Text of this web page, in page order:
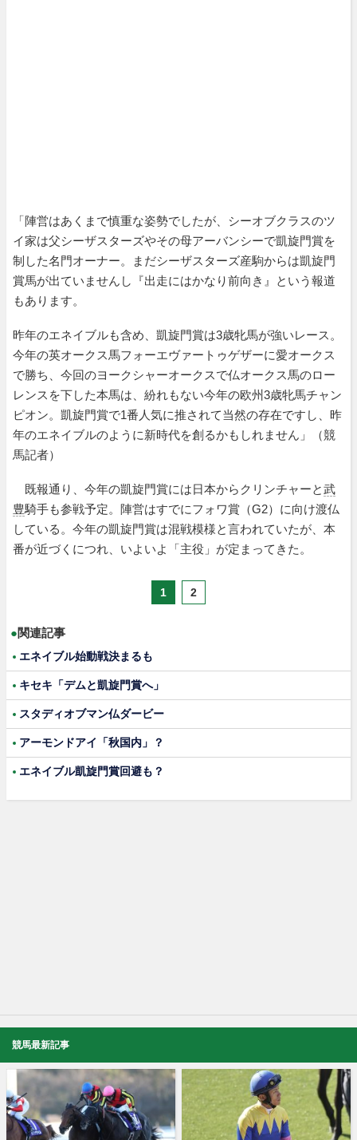
「陣営はあくまで慎重な姿勢でしたが、シーオブクラスのツ
イ家は父シーザスターズやその母アーバンシーで凱旋門賞を
制した名門オーナー。まだシーザスターズ産駒からは凱旋門
賞馬が出ていませんし『出走にはかなり前向き』という報道
もあります。
昨年のエネイブルも含め、凱旋門賞は3歳牝馬が強いレース。
今年の英オークス馬フォーエヴァートゥゲザーに愛オークス
で勝ち、今回のヨークシャーオークスで仏オークス馬のロー
レンスを下した本馬は、紛れもない今年の欧州3歳牝馬チャン
ピオン。凱旋門賞で1番人気に推されて当然の存在ですし、昨
年のエネイブルのように新時代を創るかもしれません」（競
馬記者）
既報通り、今年の凱旋門賞には日本からクリンチャーと武
豊騎手も参戦予定。陣営はすでにフォワ賞（G2）に向け渡仏
している。今年の凱旋門賞は混戦模様と言われていたが、本
番が近づくにつれ、いよいよ「主役」が定まってきた。
1 2
●関連記事
エネイブル始動戦決まるも
キセキ「デムと凱旋門賞へ」
スタディオブマン仏ダービー
アーモンドアイ「秋国内」？
エネイブル凱旋門賞回避も？
競馬最新記事